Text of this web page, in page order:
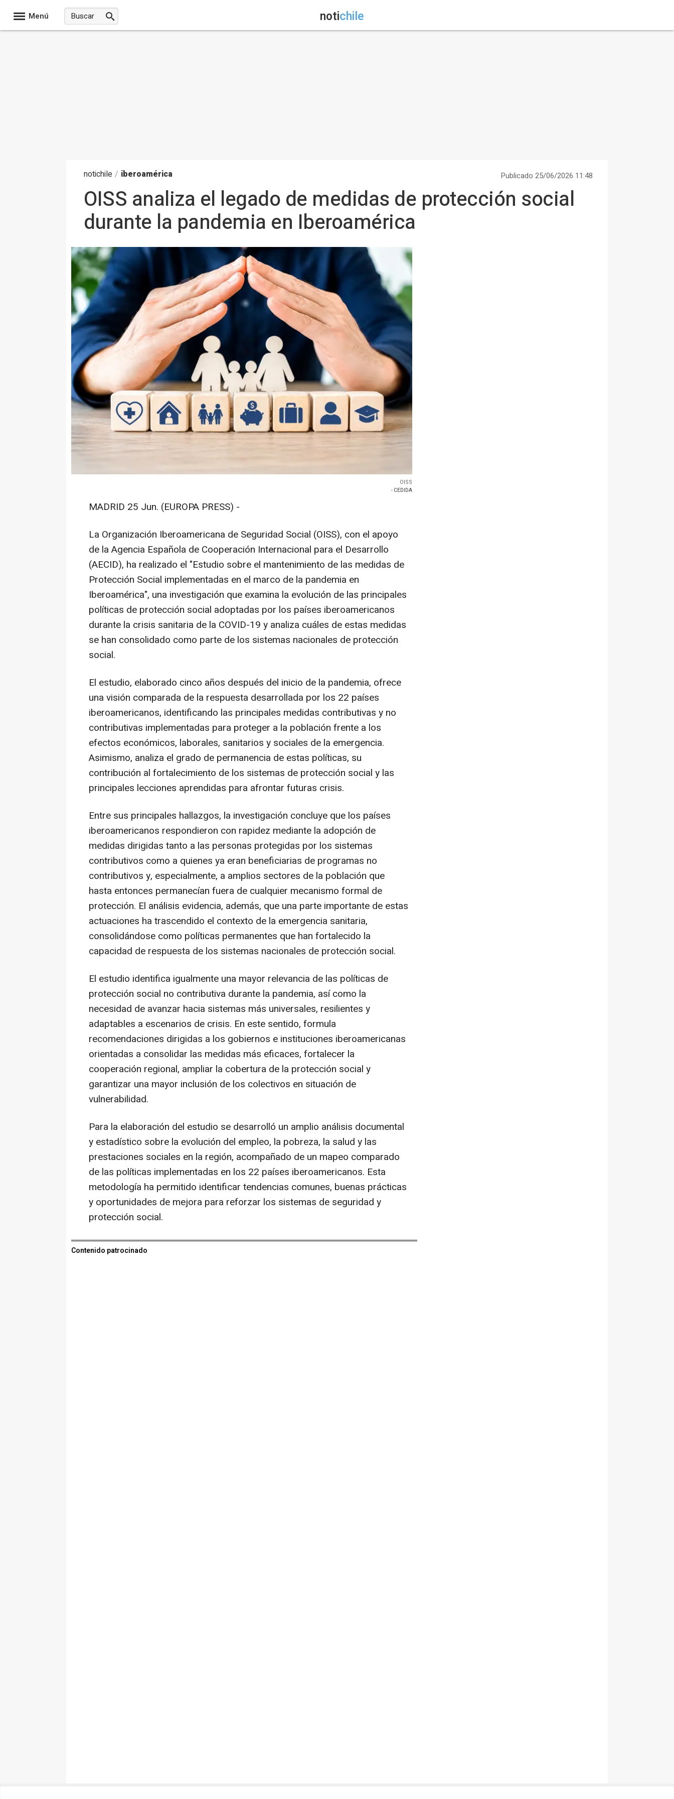
Menú notichile
notichile / iberoamérica Publicado 25/06/2026 11:48
OISS analiza el legado de medidas de protección social
durante la pandemia en Iberoamérica
OISS
- CEDIDA
MADRID 25 Jun. (EUROPA PRESS) -
La Organización Iberoamericana de Seguridad Social (OISS), con el apoyo
de la Agencia Española de Cooperación Internacional para el Desarrollo
(AECID), ha realizado el "Estudio sobre el mantenimiento de las medidas de
Protección Social implementadas en el marco de la pandemia en
Iberoamérica", una investigación que examina la evolución de las principales
políticas de protección social adoptadas por los países iberoamericanos
durante la crisis sanitaria de la COVID-19 y analiza cuáles de estas medidas
se han consolidado como parte de los sistemas nacionales de protección
social.
El estudio, elaborado cinco años después del inicio de la pandemia, ofrece
una visión comparada de la respuesta desarrollada por los 22 países
iberoamericanos, identificando las principales medidas contributivas y no
contributivas implementadas para proteger a la población frente a los
efectos económicos, laborales, sanitarios y sociales de la emergencia.
Asimismo, analiza el grado de permanencia de estas políticas, su
contribución al fortalecimiento de los sistemas de protección social y las
principales lecciones aprendidas para afrontar futuras crisis.
Entre sus principales hallazgos, la investigación concluye que los países
iberoamericanos respondieron con rapidez mediante la adopción de
medidas dirigidas tanto a las personas protegidas por los sistemas
contributivos como a quienes ya eran beneficiarias de programas no
contributivos y, especialmente, a amplios sectores de la población que
hasta entonces permanecían fuera de cualquier mecanismo formal de
protección. El análisis evidencia, además, que una parte importante de estas
actuaciones ha trascendido el contexto de la emergencia sanitaria,
consolidándose como políticas permanentes que han fortalecido la
capacidad de respuesta de los sistemas nacionales de protección social.
El estudio identifica igualmente una mayor relevancia de las políticas de
protección social no contributiva durante la pandemia, así como la
necesidad de avanzar hacia sistemas más universales, resilientes y
adaptables a escenarios de crisis. En este sentido, formula
recomendaciones dirigidas a los gobiernos e instituciones iberoamericanas
orientadas a consolidar las medidas más eficaces, fortalecer la
cooperación regional, ampliar la cobertura de la protección social y
garantizar una mayor inclusión de los colectivos en situación de
vulnerabilidad.
Para la elaboración del estudio se desarrolló un amplio análisis documental
y estadístico sobre la evolución del empleo, la pobreza, la salud y las
prestaciones sociales en la región, acompañado de un mapeo comparado
de las políticas implementadas en los 22 países iberoamericanos. Esta
metodología ha permitido identificar tendencias comunes, buenas prácticas
y oportunidades de mejora para reforzar los sistemas de seguridad y
protección social.
Contenido patrocinado